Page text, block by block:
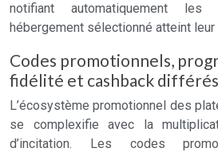
notifiant automatiquement les
hébergement sélectionné atteint
Codes promotionnels,
fidélité et cashback différés
L’écosystème promotionnel des
se complexifie avec la
d’incitation. Les codes